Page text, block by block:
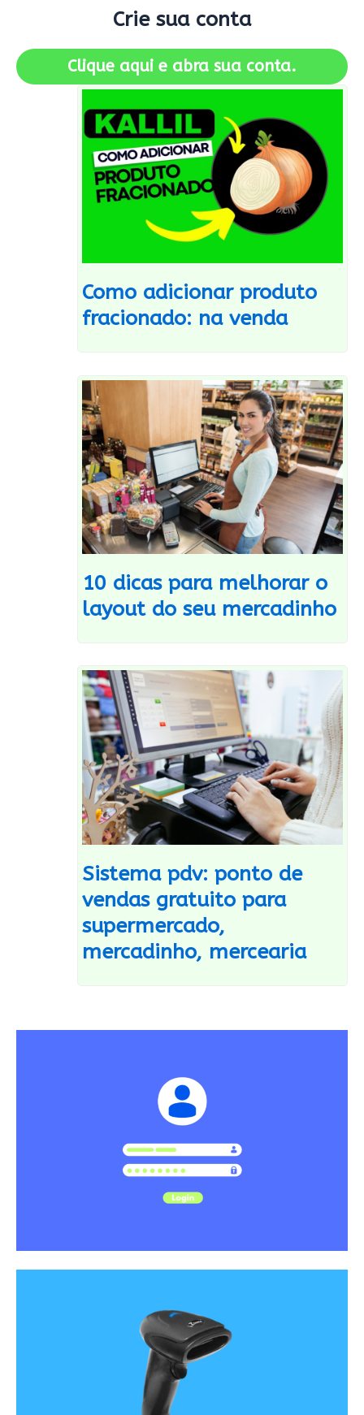
Crie sua conta
Clique aqui e abra sua conta.
Como adicionar produto
fracionado: na venda
10 dicas para melhorar o
layout do seu mercadinho
Sistema pdv: ponto de
vendas gratuito para
supermercado,
mercadinho, mercearia